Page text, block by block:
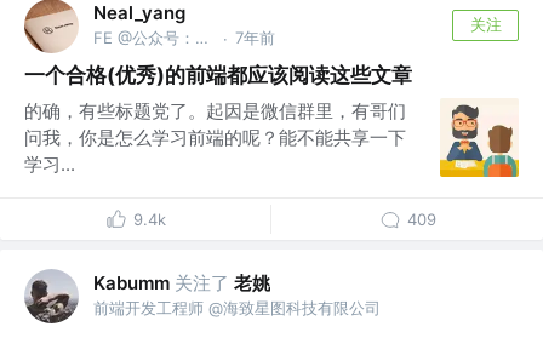
Neal_yang
FE @公众号：全栈前端精选 · 7年前
关注
一个合格(优秀)的前端都应该阅读这些文章
的确，有些标题党了。起因是微信群里，有哥们
问我，你是怎么学习前端的呢？能不能共享一下
学习...
9.4k 409
Kabumm 关注了 老姚
前端开发工程师 @海致星图科技有限公司